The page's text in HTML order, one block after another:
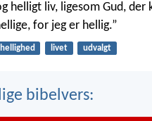
helligt liv, ligesom Gud,
for jeg er hellig.”
hellighed livet udvalgt
bibelvers: